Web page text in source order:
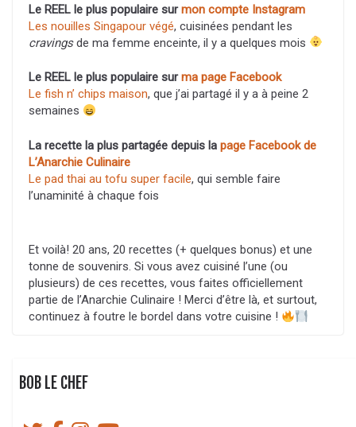
Le REEL le plus populaire surmon compte Instagram
Les nouilles Singapour végé, cuisinées pendant les
cravingsde ma femme enceinte, il y a quelques mois
Le REEL le plus populaire surma page Facebook
Le fish n’ chips maison, que j’ai partagé il y a à peine 2
semaines
La recette la plus partagée depuis la page Facebook de
L’Anarchie Culinaire
Le pad thai au tofu super facile, qui semble faire
l’unaminité à chaque fois
Et voilà! 20 ans, 20 recettes (+ quelques bonus) et une
tonne de souvenirs. Si vous avez cuisiné l’une (ou
plusieurs) de ces recettes, vous faites officiellement
partie de l’Anarchie Culinaire ! Merci d’être là, et surtout,
continuez à foutre le bordel dans votre cuisine !
BOB LE CHEF